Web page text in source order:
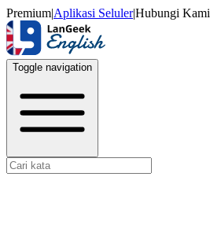
Premium|Aplikasi Seluler|Hubungi Kami
Toggle navigation